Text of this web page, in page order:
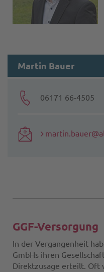
Martin Bauer
06171 66-4505
GGF-Versorgung
In der Vergangenheit
GmbHs ihren
Direktzusage erteilt. Oft